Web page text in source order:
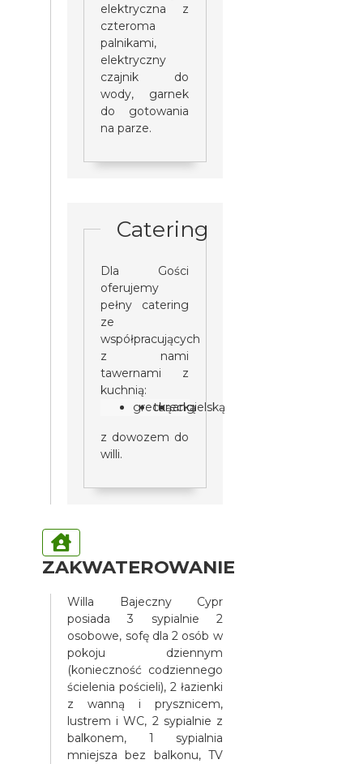
elektryczna z
czteroma
palnikami,
elektryczny
czajnik do
wody, garnek
do gotowania
na parze.
Catering
Dla Gości
oferujemy
pełny catering
ze
współpracujących
z nami
tawernami z
kuchnią:
greckąturecką
angielską
z dowozem do
willi.
ZAKWATEROWANIE
Willa Bajeczny Cypr
posiada 3 sypialnie 2
osobowe, sofę dla 2 osób w
pokoju dziennym
(konieczność codziennego
ścielenia pościeli), 2 łazienki
z wanną i prysznicem,
lustrem i WC, 2 sypialnie z
balkonem, 1 sypialnia
mniejsza bez balkonu, TV